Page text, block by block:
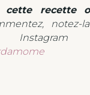
cette recette